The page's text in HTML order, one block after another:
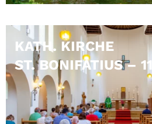
KATH. KIRCHE
ST. BONIFATIUS – 11